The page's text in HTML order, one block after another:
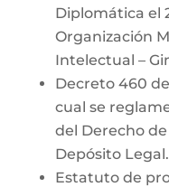
Diplomática el
Organización
Intelectual –
Decreto 460 de
cual se
del Derecho
Depósito Legal.
Estatuto de